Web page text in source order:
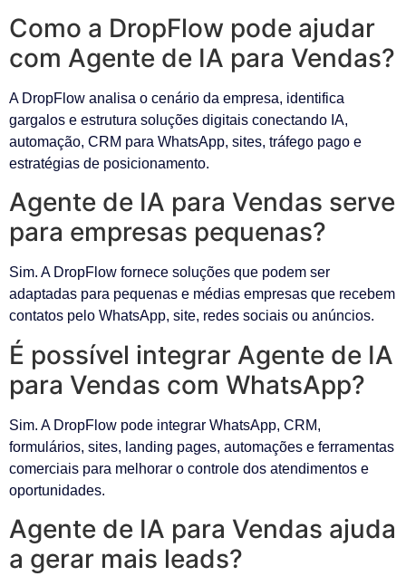
Como a DropFlow pode ajudar
com Agente de IA para Vendas?
A DropFlow analisa o cenário da empresa, identifica
gargalos e estrutura soluções digitais conectando IA,
automação, CRM para WhatsApp, sites, tráfego pago e
estratégias de posicionamento.
Agente de IA para Vendas serve
para empresas pequenas?
Sim. A DropFlow fornece soluções que podem ser
adaptadas para pequenas e médias empresas que recebem
contatos pelo WhatsApp, site, redes sociais ou anúncios.
É possível integrar Agente de IA
para Vendas com WhatsApp?
Sim. A DropFlow pode integrar WhatsApp, CRM,
formulários, sites, landing pages, automações e ferramentas
comerciais para melhorar o controle dos atendimentos e
oportunidades.
Agente de IA para Vendas ajuda
a gerar mais leads?